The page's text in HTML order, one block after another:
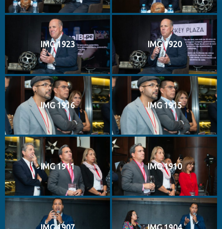
IMG 1923 IMG 1920
IMG 1916 IMG 1915
IMG 1911 IMG 1910